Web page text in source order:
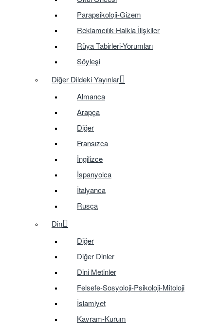
Parapsikoloji-Gizem
Reklamcılık-Halkla İlişkiler
Rüya Tabirleri-Yorumları
Söyleşi
Diğer Dildeki Yayınlar
Almanca
Arapça
Diğer
Fransızca
İngilizce
İspanyolca
İtalyanca
Rusça
Din
Diğer
Diğer Dinler
Dini Metinler
Felsefe-Sosyoloji-Psikoloji-Mitoloji
İslamiyet
Kavram-Kurum